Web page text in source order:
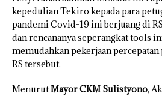
kepedulian Tekiro kepada para
pandemi Covid-19 ini berjuang di
dan rencananya seperangkat tools
memudahkan pekerjaan percepatan
RS tersebut.
MenurutMayor CKM Sulistyono,